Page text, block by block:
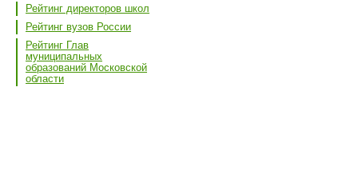
Рейтинг директоров школ
Рейтинг вузов России
Рейтинг Глав
муниципальных
образований Московской
области